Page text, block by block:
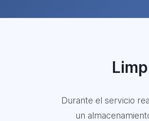
Durante el servicio
un